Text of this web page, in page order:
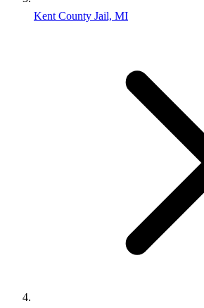
Kent County Jail, MI